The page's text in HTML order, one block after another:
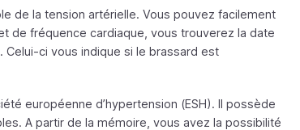
de la tension artérielle. Vous pouvez facilement
de fréquence cardiaque, vous trouverez la date
Celui-ci vous indique si le brassard est
européenne d’hypertension (ESH). Il possède
A partir de la mémoire, vous avez la possibilité